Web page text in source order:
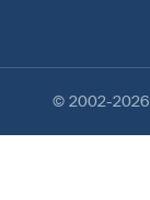
© 2002-2026.